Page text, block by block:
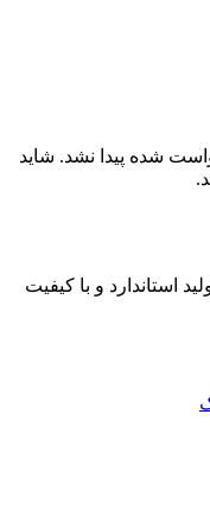
شده پیدا نشد. شاید
استاندارد و با کیفیت